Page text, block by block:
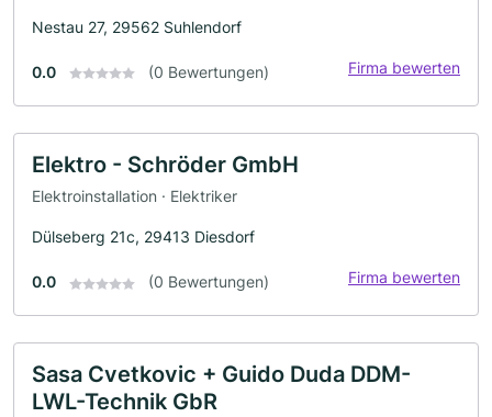
Nestau 27, 29562 Suhlendorf
0.0 (0 Bewertungen) Firma bewerten
Elektro - Schröder GmbH
Elektroinstallation · Elektriker
Dülseberg 21c, 29413 Diesdorf
0.0 (0 Bewertungen) Firma bewerten
Sasa Cvetkovic + Guido Duda DDM-
LWL-Technik GbR